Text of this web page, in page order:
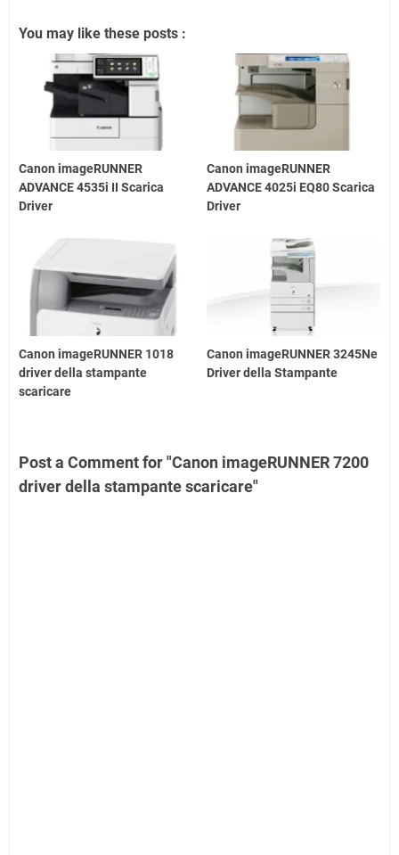
You may like these posts :
Canon imageRUNNER
ADVANCE 4535i II Scarica
Driver
Canon imageRUNNER
ADVANCE 4025i EQ80 Scarica
Driver
Canon imageRUNNER 1018
driver della stampante
scaricare
Canon imageRUNNER 3245Ne
Driver della Stampante
Post a Comment for "Canon imageRUNNER 7200
driver della stampante scaricare"